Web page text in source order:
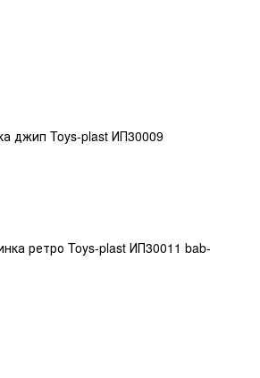
джип Toys-plast ИП30009